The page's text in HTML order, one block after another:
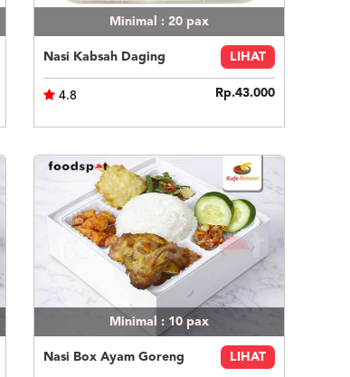
Minimal : 20 pax
Nasi Kabsah Daging LIHAT
4.8 Rp.43.000
Minimal : 10 pax
Nasi Box Ayam Goreng LIHAT